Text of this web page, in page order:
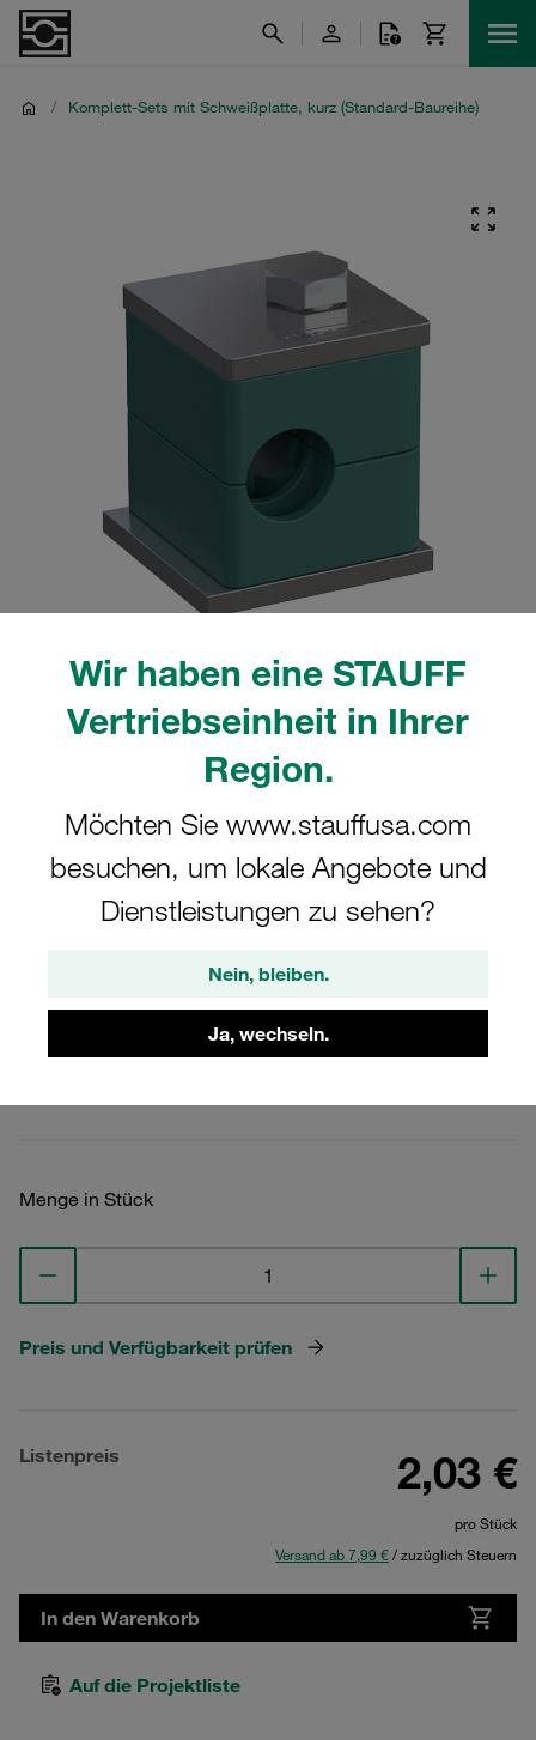
Wir haben eine STAUFF
Vertriebseinheit in Ihrer
Region.
Möchten Sie www.stauffusa.com
besuchen, um lokale Angebote und
Dienstleistungen zu sehen?
Nein, bleiben.
Ja, wechseln.
/ Komplett-Sets mit Schweißplatte, kurz (Standard-Baureihe)
tatsächlichen Produkt abweichen.
Mehr anzeigen
Komplettschelle Standard-Baureihe Gr.
1 Ø10mm Polypropylen W10
Anschweißpl., kurz Deckpl., AS-
Schraube gerippt, mit Vorspannung
SP-110-PP-DP-AS-M-W10
STAUFF Materialnr. 1110000769
Menge in Stück
Preis und Verfügbarkeit prüfen
Listenpreis 2,03 €
pro Stück
Versand ab 7,99 €/ zuzüglich Steuern
In den Warenkorb
Auf die Projektliste